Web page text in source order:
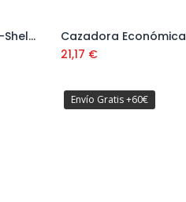
Cazadora Tipo Soft-Shell Amarilla/Azul Ref. 288CSFYAFA
Añadir al carrito
21,17 €
Envío Gratis +60€